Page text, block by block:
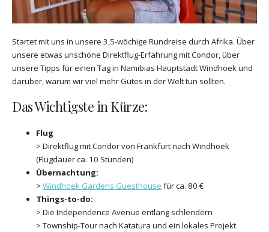
Startet mit uns in unsere 3,5-wöchige Rundreise durch Afrika. Über
unsere etwas unschöne Direktflug-Erfahrung mit Condor, über
unsere Tipps für einen Tag in Namibias Hauptstadt Windhoek und
darüber, warum wir viel mehr Gutes in der Welt tun sollten.
Das Wichtigste in Kürze:
Flug
> Direktflug mit Condor von Frankfurt nach Windhoek
(Flugdauer ca. 10 Stunden)
Übernachtung:
> Windhoek Gardens Guesthouse für ca. 80 €
Things-to-do:
> Die Independence Avenue entlang schlendern
> Township-Tour nach Katatura und ein lokales Projekt